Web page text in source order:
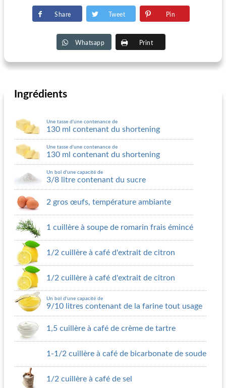
Share Tweet Pin
Whatsapp Print
Ingrédients
Une tasse d'une contenance de
130 ml contenant du shortening
Une tasse d'une contenance de
130 ml contenant du shortening
Un bol d'une capacité de
3/8 litre contenant du sucre
2 gros œufs, température ambiante
1 cuillère à soupe de romarin frais émincé
1/2 cuillère à café d'extrait de citron
1/2 cuillère à café d'extrait de citron
Un bol d'une capacité de
9/10 litres contenant de la farine tout usage
1,5 cuillère à café de crème de tartre
1-1/2 cuillère à café de bicarbonate de soude
1/2 cuillère à café de sel